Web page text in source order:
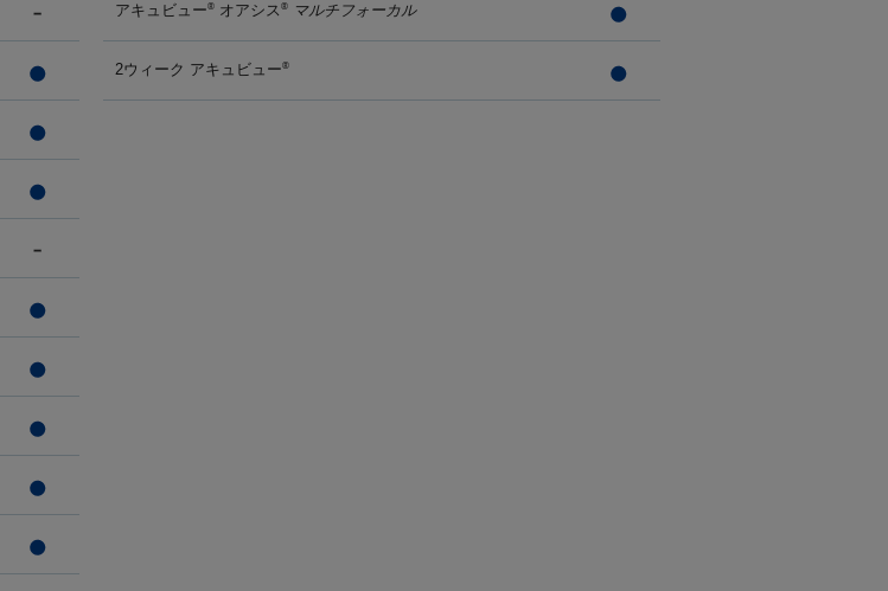
アキュビュー® オアシス ® マルチフォーカル
2ウィーク アキュビュー®